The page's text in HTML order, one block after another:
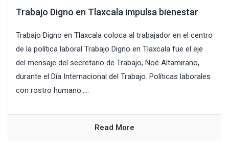
Trabajo Digno en Tlaxcala impulsa bienestar
Trabajo Digno en Tlaxcala coloca al trabajador en el centro
de la política laboral Trabajo Digno en Tlaxcala fue el eje
del mensaje del secretario de Trabajo, Noé Altamirano,
durante el Día Internacional del Trabajo. Políticas laborales
con rostro humano.....
Read More